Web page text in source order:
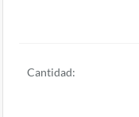
Cantidad: